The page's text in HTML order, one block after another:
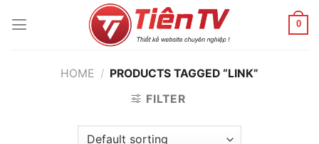
đến
0
HOME / PRODUCTS TAGGED “LINK”
FILTER